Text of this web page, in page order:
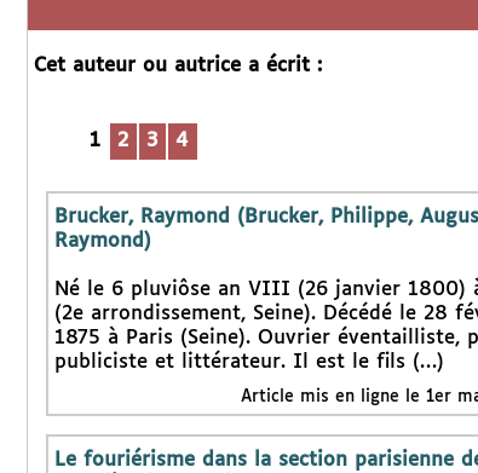
Cet auteur ou autrice a écrit :
1 2 3 4
Brucker, Raymond (Brucker, Philippe,
Raymond)
Né le 6 pluviôse an VIII (26 janvier 1800)
(2e arrondissement, Seine). Décédé le 28
1875 à Paris (Seine). Ouvrier éventailliste,
publiciste et littérateur. Il est le fils (…)
Article mis en ligne le 1er
Le fouriérisme dans la section parisienne